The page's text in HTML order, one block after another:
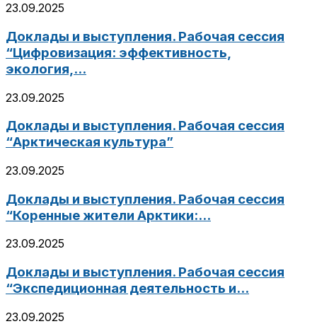
23.09.2025
Доклады и выступления. Рабочая сессия
“Цифровизация: эффективность,
экология,...
23.09.2025
Доклады и выступления. Рабочая сессия
“Арктическая культура”
23.09.2025
Доклады и выступления. Рабочая сессия
“Коренные жители Арктики:...
23.09.2025
Доклады и выступления. Рабочая сессия
“Экспедиционная деятельность и...
23.09.2025